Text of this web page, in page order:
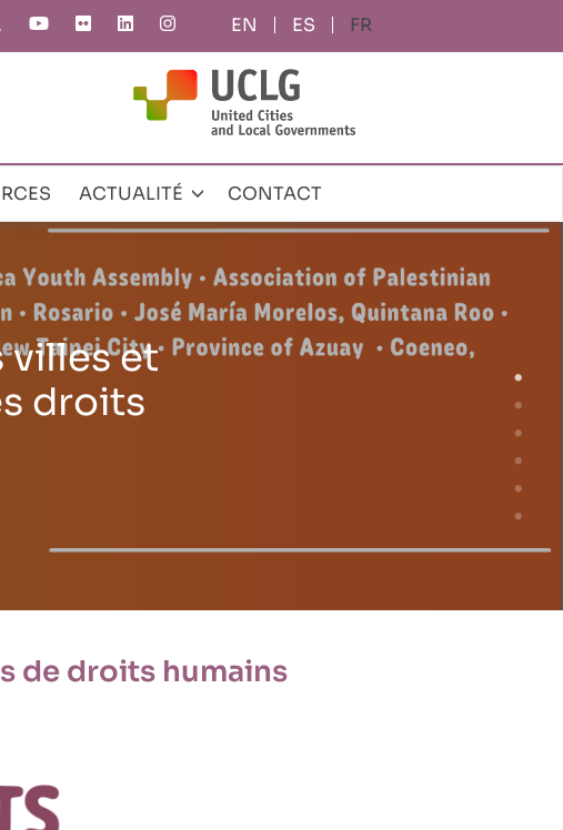
ES FR
ACTUALITÉ CONTACT
la
Tanger
de droits humains